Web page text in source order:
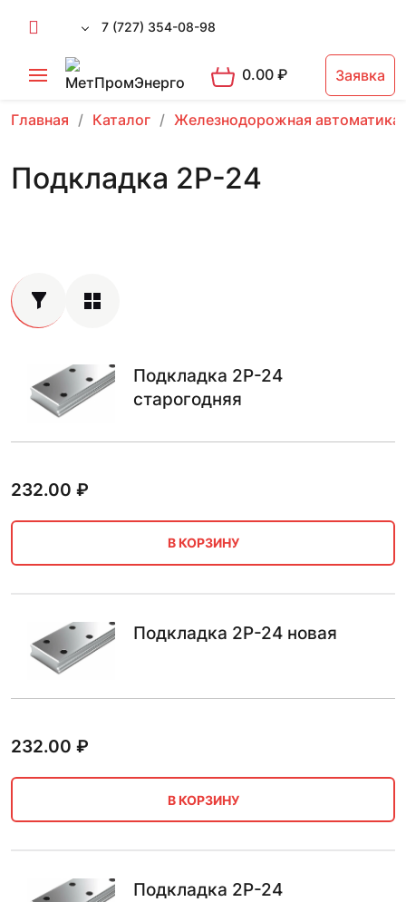
7 (727) 354-08-98
0.00₽ Заявка
Главная Каталог Железнодорожная автоматика
Подкладка 2Р-24
Подкладка 2Р-24
старогодняя
232.00 ₽
В КОРЗИНУ
Подкладка 2Р-24 новая
232.00 ₽
В КОРЗИНУ
Подкладка 2Р-24